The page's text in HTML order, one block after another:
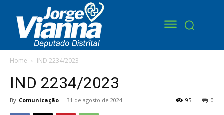
Home IND 2234/2023
IND 2234/2023
By Comunicação - 31 de agosto de 2024 0
95